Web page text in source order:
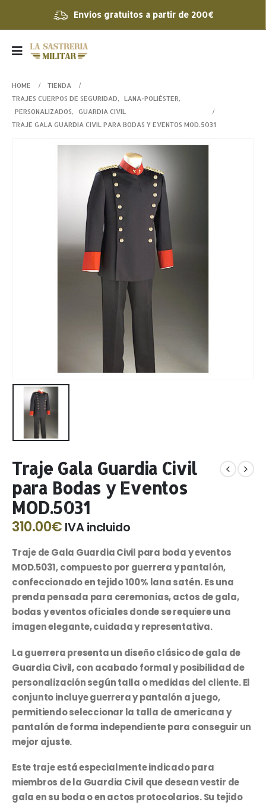
Envíos gratuitos a partir de 200€
HOME
TIENDA
TRAJES CUERPOS DE SEGURIDAD, LANA-POLIÉSTER,
PERSONALIZADOS,
GUARDIA CIVIL
TRAJE GALA GUARDIA CIVIL PARA BODAS Y EVENTOS MOD.5031
Traje Gala Guardia Civil
para Bodas y Eventos
MOD.5031
310.00€ IVA incluido
Traje de Gala Guardia Civil para boda y eventos
MOD.5031, compuesto por guerrera y pantalón,
confeccionado en tejido 100% lana satén. Es una
prenda pensada para ceremonias, actos de gala,
bodas y eventos oficiales donde se requiere una
imagen elegante, cuidada y representativa.
La guerrera presenta un diseño clásico de gala de
Guardia Civil, con acabado formal y posibilidad de
personalización según talla o medidas del cliente. El
conjunto incluye guerrera y pantalón a juego,
permitiendo seleccionar la talla de americana y
pantalón de forma independiente para conseguir un
mejor ajuste.
Este traje está especialmente indicado para
miembros de la Guardia Civil que desean vestir de
gala en su boda o en actos protocolarios. Su tejido